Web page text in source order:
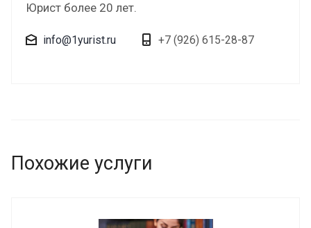
Юрист более 20 лет.
info@1yurist.ru +7 (926) 615-28-87
Похожие услуги